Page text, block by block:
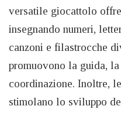
versatile giocattolo
insegnando numeri,
canzoni e filastrocche
promuovono la guida,
coordinazione. Inoltre,
stimolano lo sviluppo